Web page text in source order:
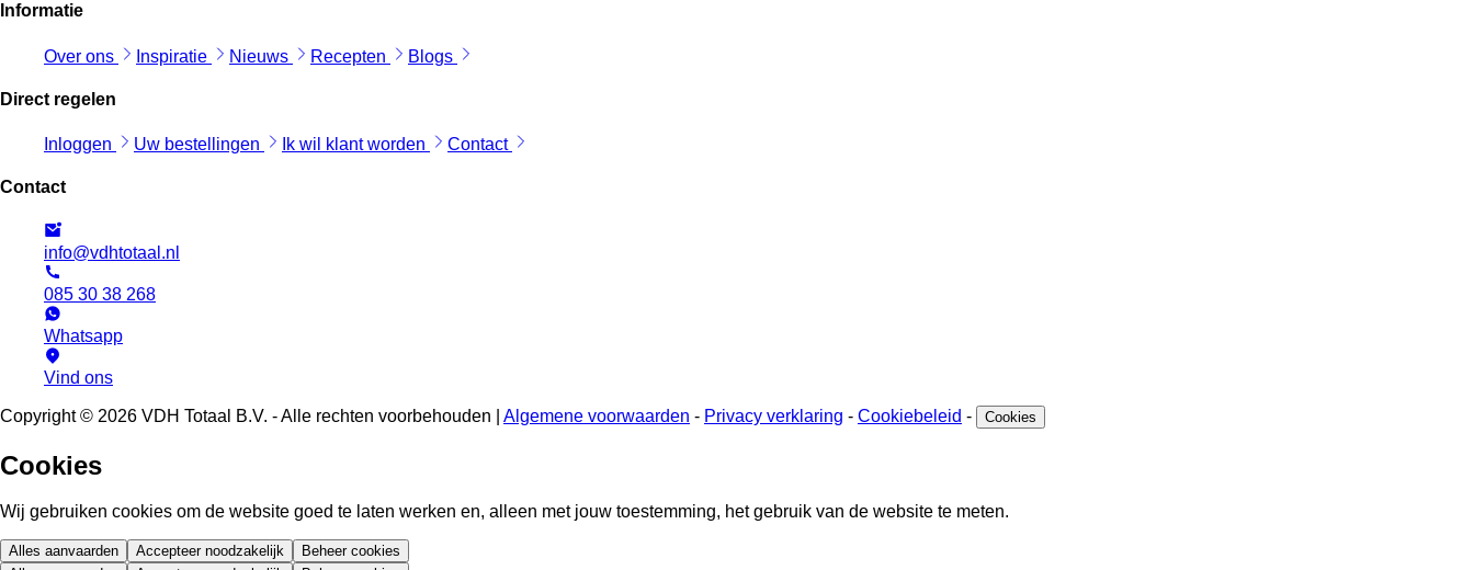
Informatie
Over ons Inspiratie Nieuws Recepten Blogs
Direct regelen
Inloggen Uw bestellingen Ik wil klant worden Contact
Contact
info@vdhtotaal.nl
085 30 38 268
Whatsapp
Vind ons
Copyright © 2026 VDH Totaal B.V. - Alle rechten voorbehouden | Algemene voorwaarden - Privacy verklaring - Cookiebeleid - Cookies
Cookies
Wij gebruiken cookies om de website goed te laten werken en, alleen met jouw toestemming, het gebruik van de website te meten.
Alles aanvaarden Accepteer noodzakelijk
Beheer cookies